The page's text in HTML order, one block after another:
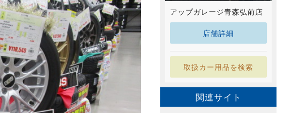
アップガレージ青森弘前店
店舗詳細
取扱カー用品を検索
関連サイト